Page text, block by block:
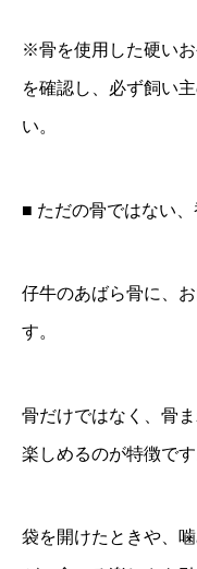
※骨を使用した硬い
を確認し、必ず飼い
い。
■ ただの骨ではない
仔牛のあばら骨に、
す。
骨だけではなく、骨
楽しめるのが特徴です
袋を開けたときや、